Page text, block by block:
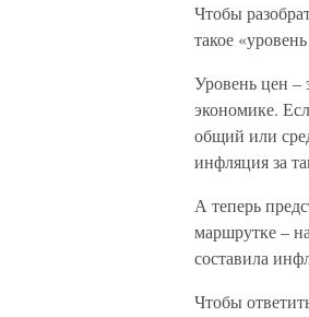
Чтобы
такое
Уровень цен –
экономике.
общий или
инфляция за
А теперь
маршрутке –
составила
Чтобы